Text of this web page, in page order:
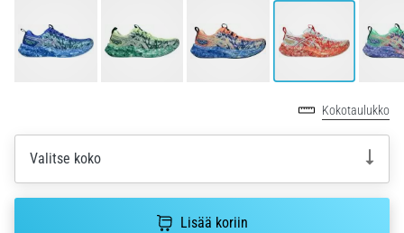
7 min. luetaan
Yleisimmät
aikana
sen
jälkeen
Kokotaulukko
Valitse koko
Lisää koriin